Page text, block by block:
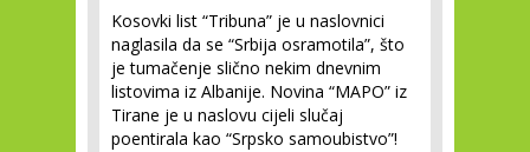
Kosovki list “Tribuna” je u naslovnici
naglasila da se “Srbija osramotila”, što
je tumačenje slično nekim dnevnim
listovima iz Albanije. Novina “MAPO” iz
Tirane je u naslovu cijeli slučaj
poentirala kao “Srpsko samoubistvo”!